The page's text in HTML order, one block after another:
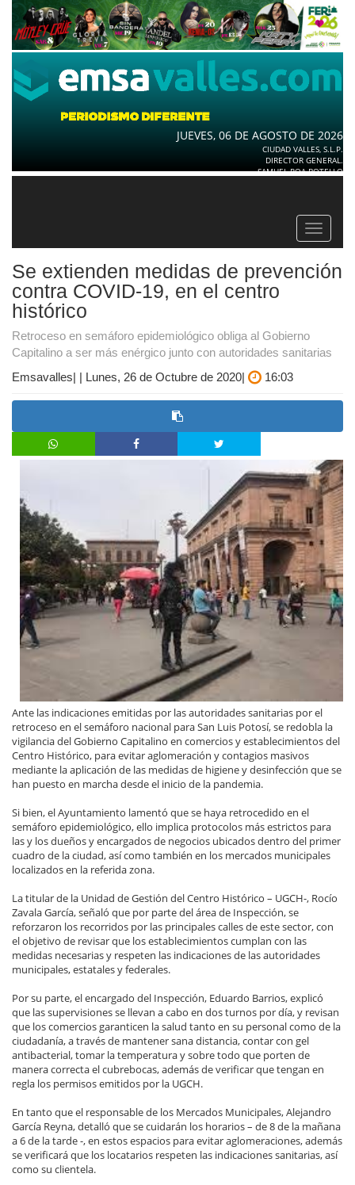
JUEVES, 06 DE AGOSTO DE 2026
CIUDAD VALLES, S.L.P.
DIRECTOR GENERAL.
SAMUEL ROA BOTELLO
Toggle
Se extienden medidas de prevención
contra COVID-19, en el centro
histórico
Retroceso en semáforo epidemiológico obliga al Gobierno
Capitalino a ser más enérgico junto con autoridades sanitarias
Emsavalles| | Lunes, 26 de Octubre de 2020|
16:03
Ante las indicaciones emitidas por las autoridades sanitarias por el
retroceso en el semáforo nacional para San Luis Potosí, se redobla la
vigilancia del Gobierno Capitalino en comercios y establecimientos del
Centro Histórico, para evitar aglomeración y contagios masivos
mediante la aplicación de las medidas de higiene y desinfección que se
han puesto en marcha desde el inicio de la pandemia.
Si bien, el Ayuntamiento lamentó que se haya retrocedido en el
semáforo epidemiológico, ello implica protocolos más estrictos para
las y los dueños y encargados de negocios ubicados dentro del primer
cuadro de la ciudad, así como también en los mercados municipales
localizados en la referida zona.
La titular de la Unidad de Gestión del Centro Histórico – UGCH-, Rocío
Zavala García, señaló que por parte del área de Inspección, se
reforzaron los recorridos por las principales calles de este sector, con
el objetivo de revisar que los establecimientos cumplan con las
medidas necesarias y respeten las indicaciones de las autoridades
municipales, estatales y federales.
Por su parte, el encargado del Inspección, Eduardo Barrios, explicó
que las supervisiones se llevan a cabo en dos turnos por día, y revisan
que los comercios garanticen la salud tanto en su personal como de la
ciudadanía, a través de mantener sana distancia, contar con gel
antibacterial, tomar la temperatura y sobre todo que porten de
manera correcta el cubrebocas, además de verificar que tengan en
regla los permisos emitidos por la UGCH.
En tanto que el responsable de los Mercados Municipales, Alejandro
García Reyna, detalló que se cuidarán los horarios – de 8 de la mañana
a 6 de la tarde -, en estos espacios para evitar aglomeraciones, además
se verificará que los locatarios respeten las indicaciones sanitarias, así
como su clientela.